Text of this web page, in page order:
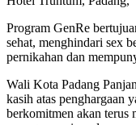
Program GenRe
sehat, menghindari sex
pernikahan dan
Wali Kota Padang
kasih atas penghargaan
berkomitmen akan terus